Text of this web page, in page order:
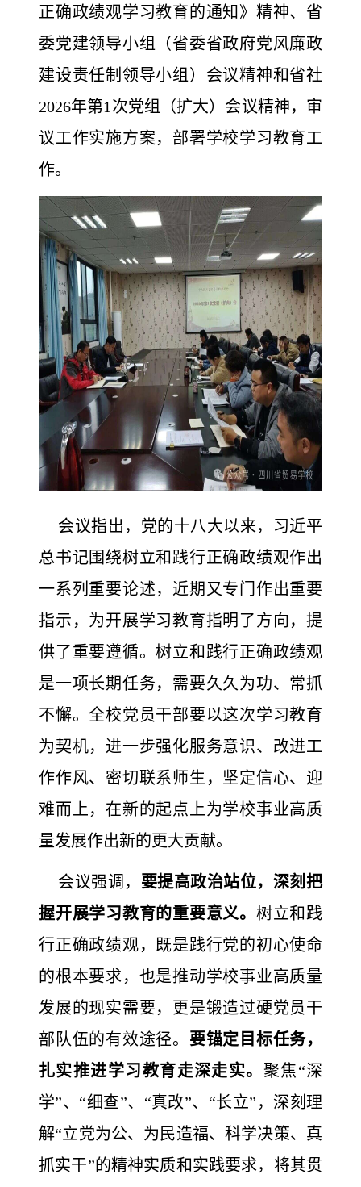
正确政绩观学习教育的通知》精神、省
委党建领导小组（省委省政府党风廉政
建设责任制领导小组）会议精神和省社
2026年第1次党组（扩大）会议精神，审
议工作实施方案，部署学校学习教育工
作。
会议指出，党的十八大以来，习近平
总书记围绕树立和践行正确政绩观作出
一系列重要论述，近期又专门作出重要
指示，为开展学习教育指明了方向，提
供了重要遵循。树立和践行正确政绩观
是一项长期任务，需要久久为功、常抓
不懈。全校党员干部要以这次学习教育
为契机，进一步强化服务意识、改进工
作作风、密切联系师生，坚定信心、迎
难而上，在新的起点上为学校事业高质
量发展作出新的更大贡献。
会议强调， 要提高政治站位，深刻把
握开展学习教育的重要意义。 树立和践
行正确政绩观，既是践行党的初心使命
的根本要求，也是推动学校事业高质量
发展的现实需要，更是锻造过硬党员干
部队伍的有效途径。 要锚定目标任务，
扎实推进学习教育走深走实。 聚焦“深
学”、“细查”、“真改”、“长立”，深刻理
解“立党为公、为民造福、科学决策、真
抓实干”的精神实质和实践要求，将其贯